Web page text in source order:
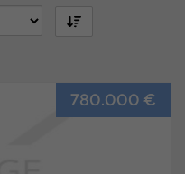
780.000 €